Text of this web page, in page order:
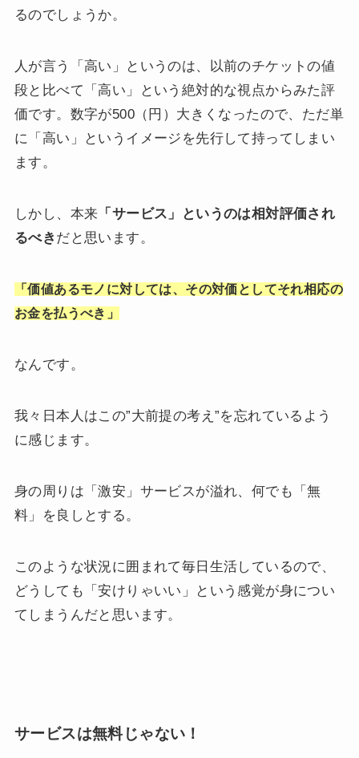
るのでしょうか。
人が言う「高い」というのは、以前のチケットの値
段と比べて「高い」という絶対的な視点からみた評
価です。数字が500（円）大きくなったので、ただ単
に「高い」というイメージを先行して持ってしまい
ます。
しかし、本来 「サービス」というのは相対評価され
るべき だと思います。
「価値あるモノに対しては、その対価としてそれ相応の
お金を払うべき」
なんです。
我々日本人はこの”大前提の考え”を忘れているよう
に感じます。
身の周りは「激安」サービスが溢れ、何でも「無
料」を良しとする。
このような状況に囲まれて毎日生活しているので、
どうしても「安けりゃいい」という感覚が身につい
てしまうんだと思います。
サービスは無料じゃない！